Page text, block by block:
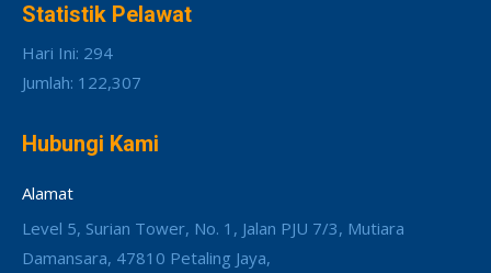
Statistik Pelawat
Hari Ini: 294
Jumlah: 122,307
Hubungi Kami
Alamat
Level 5, Surian Tower, No. 1, Jalan PJU 7/3, Mutiara
Damansara, 47810 Petaling Jaya,